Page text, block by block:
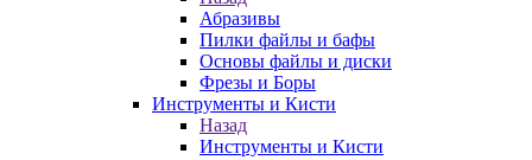
Абразивы
Пилки файлы и бафы
Основы файлы и диски
Фрезы и Боры
Инструменты и Кисти
Назад
Инструменты и Кисти